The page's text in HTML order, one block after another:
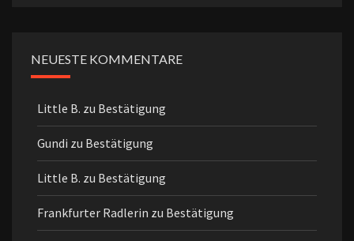
NEUESTE KOMMENTARE
Little B. zu Bestätigung
Gundi zu Bestätigung
Little B. zu Bestätigung
Frankfurter Radlerin zu Bestätigung